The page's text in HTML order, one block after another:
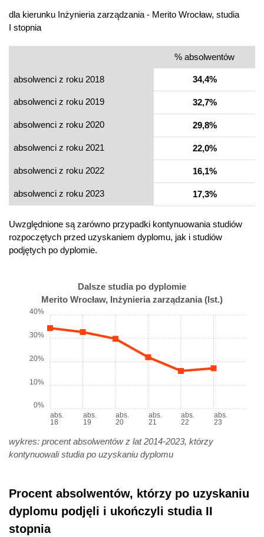
dla kierunku Inżynieria zarządzania - Merito Wrocław, studia
I stopnia
% absolwentów
absolwenci z roku 2018 34,4%
absolwenci z roku 2019 32,7%
absolwenci z roku 2020 29,8%
absolwenci z roku 2021 22,0%
absolwenci z roku 2022 16,1%
absolwenci z roku 2023 17,3%
Uwzględnione są zarówno przypadki kontynuowania studiów
rozpoczętych przed uzyskaniem dyplomu, jak i studiów
podjętych po dyplomie.
Dalsze studia po dyplomie
Merito Wrocław, Inżynieria zarządzania (Ist.)
abs.
18
abs.
19
abs.
20
abs.
21
abs.
22
abs.
23
0%
10%
20%
30%
40%
wykres: procent absolwentów z lat 2014-2023, którzy
kontynuowali studia po uzyskaniu dyplomu
Procent absolwentów, którzy po uzyskaniu
dyplomu podjęli i ukończyli studia II
stopnia